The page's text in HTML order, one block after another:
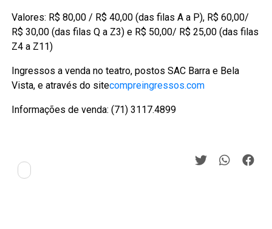
Valores: R$ 80,00 / R$ 40,00 (das filas A a P), R$ 60,00/
R$ 30,00 (das filas Q a Z3) e R$ 50,00/ R$ 25,00 (das filas
Z4 a Z11)
Ingressos a venda no teatro, postos SAC Barra e Bela
Vista, e através do sitecompreingressos.com
Informações de venda: (71) 3117.4899